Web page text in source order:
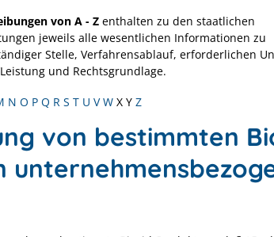
von A - Z enthalten zu den staatlichen
jeweils alle wesentlichen Informationen zu
Stelle, Verfahrensablauf, erforderlichen
und Rechtsgrundlage.
N O P Q R S T U V W X Y Z
von bestimmten